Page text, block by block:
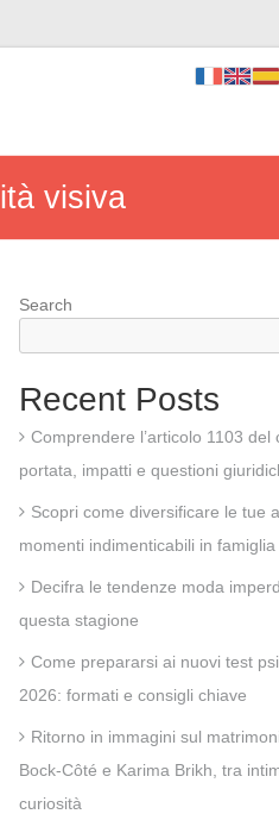
visiva
Search
Recent Posts
Comprendere l’articolo 1103 del
portata, impatti e questioni
Scopri come diversificare le tue
momenti indimenticabili in famiglia
Decifra le tendenze moda
questa stagione
Come prepararsi ai nuovi test
2026: formati e consigli chiave
Ritorno in immagini sul
Bock-Côté e Karima Brikh, tra
curiosità